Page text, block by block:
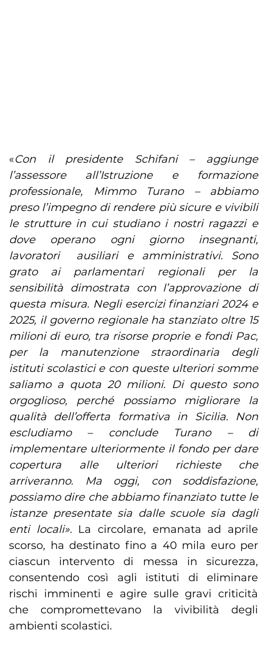
«Con il presidente Schifani – aggiunge
l’assessore all’Istruzione e formazione
professionale, Mimmo Turano – abbiamo
preso l’impegno di rendere più sicure e vivibili
le strutture in cui studiano i nostri ragazzi e
dove operano ogni giorno insegnanti,
lavoratori ausiliari e amministrativi. Sono
grato ai parlamentari regionali per la
sensibilità dimostrata con l’approvazione di
questa misura. Negli esercizi finanziari 2024 e
2025, il governo regionale ha stanziato oltre 15
milioni di euro, tra risorse proprie e fondi Pac,
per la manutenzione straordinaria degli
istituti scolastici e con queste ulteriori somme
saliamo a quota 20 milioni. Di questo sono
orgoglioso, perché possiamo migliorare la
qualità dell’offerta formativa in Sicilia. Non
escludiamo – conclude Turano – di
implementare ulteriormente il fondo per dare
copertura alle ulteriori richieste che
arriveranno. Ma oggi, con soddisfazione,
possiamo dire che abbiamo finanziato tutte le
istanze presentate sia dalle scuole sia dagli
enti locali». La circolare, emanata ad aprile
scorso, ha destinato fino a 40 mila euro per
ciascun intervento di messa in sicurezza,
consentendo così agli istituti di eliminare
rischi imminenti e agire sulle gravi criticità
che compromettevano la vivibilità degli
ambienti scolastici.